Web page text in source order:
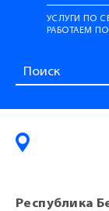
УСЛУГИ ПО
РАБОТАЕМ
Республика